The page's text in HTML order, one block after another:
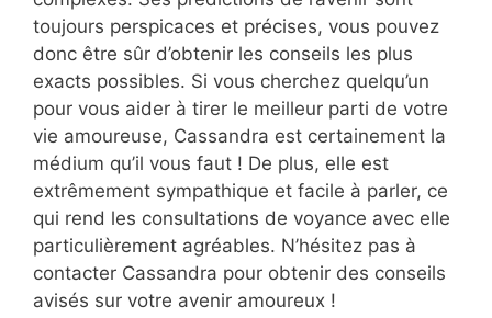
toujours perspicaces et précises, vous pouvez
donc être sûr d’obtenir les conseils les plus
exacts possibles. Si vous cherchez quelqu’un
pour vous aider à tirer le meilleur parti de votre
vie amoureuse, Cassandra est certainement la
médium qu’il vous faut ! De plus, elle est
extrêmement sympathique et facile à parler, ce
qui rend les consultations de voyance avec elle
particulièrement agréables. N’hésitez pas à
contacter Cassandra pour obtenir des conseils
avisés sur votre avenir amoureux !